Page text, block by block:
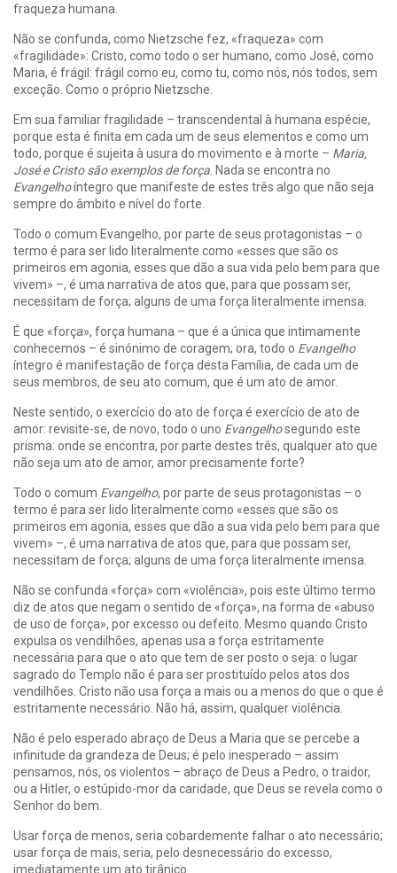
fraqueza humana.
Não se confunda, como Nietzsche fez, «fraqueza» com
«fragilidade»: Cristo, como todo o ser humano, como José, como
Maria, é frágil: frágil como eu, como tu, como nós, nós todos, sem
exceção. Como o próprio Nietzsche.
Em sua familiar fragilidade – transcendental à humana espécie,
porque esta é finita em cada um de seus elementos e como um
todo, porque é sujeita à usura do movimento e à morte – Maria,
José e Cristo são exemplos de força . Nada se encontra no
Evangelhoíntegro que manifeste de estes três algo que não seja
sempre do âmbito e nível do forte.
Todo o comum Evangelho, por parte de seus protagonistas – o
termo é para ser lido literalmente como «esses que são os
primeiros em agonia, esses que dão a sua vida pelo bem para que
vivem» –, é uma narrativa de atos que, para que possam ser,
necessitam de força; alguns de uma força literalmente imensa.
É que «força», força humana – que é a única que intimamente
conhecemos – é sinónimo de coragem; ora, todo o Evangelho
íntegro é manifestação de força desta Família, de cada um de
seus membros, de seu ato comum, que é um ato de amor.
Neste sentido, o exercício do ato de força é exercício de ato de
amor: revisite-se, de novo, todo o uno Evangelhosegundo este
prisma: onde se encontra, por parte destes três, qualquer ato que
não seja um ato de amor, amor precisamente forte?
Todo o comum Evangelho, por parte de seus protagonistas – o
termo é para ser lido literalmente como «esses que são os
primeiros em agonia, esses que dão a sua vida pelo bem para que
vivem» –, é uma narrativa de atos que, para que possam ser,
necessitam de força; alguns de uma força literalmente imensa.
Não se confunda «força» com «violência», pois este último termo
diz de atos que negam o sentido de «força», na forma de «abuso
de uso de força», por excesso ou defeito. Mesmo quando Cristo
expulsa os vendilhões, apenas usa a força estritamente
necessária para que o ato que tem de ser posto o seja: o lugar
sagrado do Templo não é para ser prostituído pelos atos dos
vendilhões. Cristo não usa força a mais ou a menos do que o que é
estritamente necessário. Não há, assim, qualquer violência.
Não é pelo esperado abraço de Deus a Maria que se percebe a
infinitude da grandeza de Deus; é pelo inesperado – assim
pensamos, nós, os violentos – abraço de Deus a Pedro, o traidor,
ou a Hitler, o estúpido-mor da caridade, que Deus se revela como o
Senhor do bem.
Usar força de menos, seria cobardemente falhar o ato necessário;
usar força de mais, seria, pelo desnecessário do excesso,
imediatamente um ato tirânico.